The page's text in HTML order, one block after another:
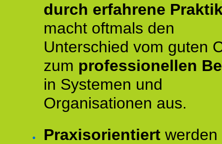
durch erfahrene
macht oftmals den
Unterschied vom guten
zum professionellen
in Systemen und
Organisationen aus.
Praxisorientiert werden